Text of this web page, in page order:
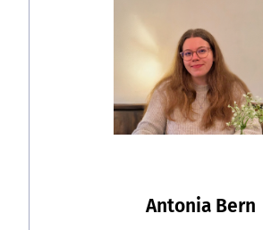
Antonia Bern